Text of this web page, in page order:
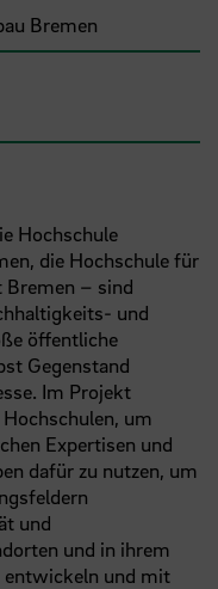
Bremen
Hochschule
die Hochschule für
Bremen – sind
und
öffentliche
Gegenstand
Im Projekt
um
Expertisen und
dafür zu nutzen, um
und
und in ihrem
entwickeln und mit